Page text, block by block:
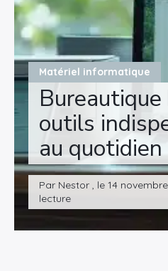
Matériel informatique
Bureautique
outils
au quotidien
Par Nestor , le 14
lecture